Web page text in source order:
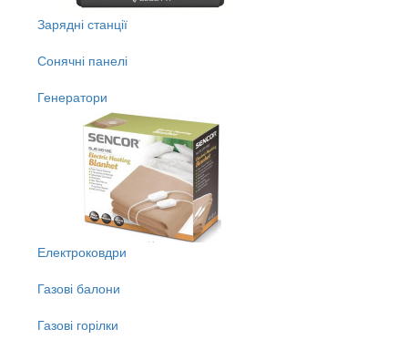
Зарядні станції
Сонячні панелі
Генератори
Електроковдри
Газові балони
Газові горілки